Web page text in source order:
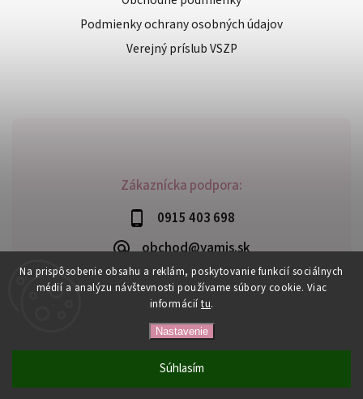
Na prispôsobenie obsahu a reklám, poskytovanie funkcií sociálnych
médií a analýzu návštevnosti používame súbory cookie. Viac
informácií tu.
Nastavenie
Súhlasím
Zákaznícka podpora:
0915 403 698
obchod@yamis.sk
Podmienky ochrany osobných údajov
Verejný príslub VSZP
Copyright 2026Yamis. Všetky práva vyhradené.
Upraviť nastavenie cookies
Shoptet | Design